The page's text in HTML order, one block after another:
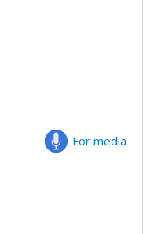
For media